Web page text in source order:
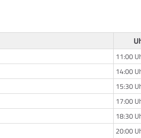
11:00
14:00
15:30
17:00
18:30
20:00